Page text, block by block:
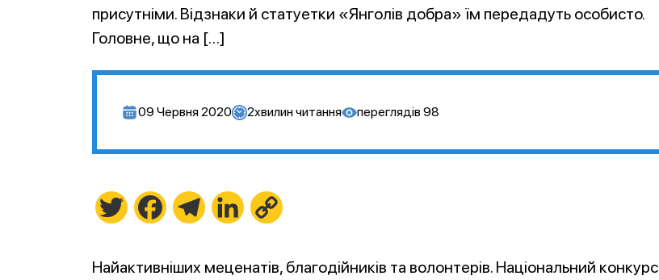
присутніми. Відзнаки й статуетки «Янголів добра» їм передадуть особисто.
Головне, що на […]
09 Червня 2020 2хвилин читання переглядів 98
Twitter FacebookTelegramLinkedIn
Найактивніших меценатів, благодійників та волонтерів. Національний конкурс